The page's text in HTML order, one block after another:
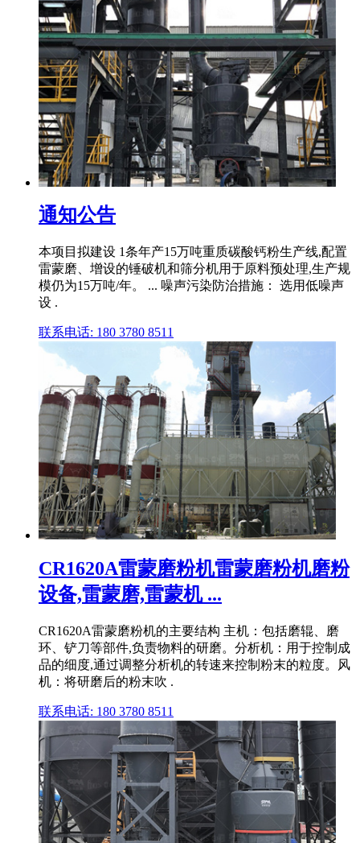
通知公告
本项目拟建设 1条年产15万吨重质碳酸钙粉生产线,配置
雷蒙磨、增设的锤破机和筛分机用于原料预处理,生产规
模仍为15万吨/年。 ... 噪声污染防治措施： 选用低噪声
设 .
联系电话: 180 3780 8511
CR1620A雷蒙磨粉机雷蒙磨粉机磨粉
设备,雷蒙磨,雷蒙机 ...
CR1620A雷蒙磨粉机的主要结构 主机：包括磨辊、磨
环、铲刀等部件,负责物料的研磨。分析机：用于控制成
品的细度,通过调整分析机的转速来控制粉末的粒度。风
机：将研磨后的粉末吹 .
联系电话: 180 3780 8511